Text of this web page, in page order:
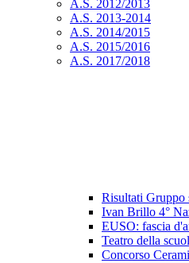
A.S. 2012/2013
A.S. 2013-2014
A.S. 2014/2015
A.S. 2015/2016
A.S. 2017/2018
Risultati Gruppo
Ivan Brillo 4°
EUSO: fascia
Teatro della
Concorso